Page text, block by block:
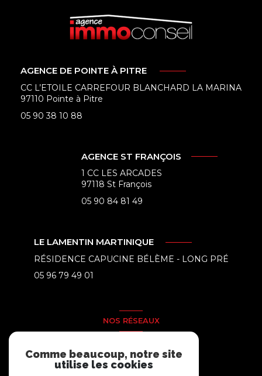
AGENCE DE POINTE À PITRE
CC L’ETOILE CARREFOUR BLANCHARD LA MARINA
97110 Pointe à Pitre
05 90 38 10 88
AGENCE ST FRANÇOIS
1 CC LES ARCADES
97118 St François
05 90 84 81 49
LE LAMENTIN MARTINIQUE
RÉSIDENCE CAPUCINE BÉLÈME - LONG PRÉ
05 96 79 49 01
NOS RÉSEAUX
Comme beaucoup, notre site
utilise les cookies